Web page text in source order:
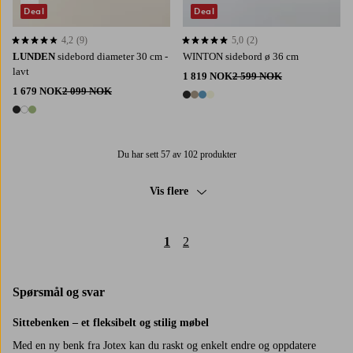
LUNDEN sidebord diameter 30 cm -
lavt
1 679 NOK2 099 NOK
3 farger
4,2 basert på 9 karaktergivninger
4,2 (9)
Deal
WINTON sidebord ø 36 cm
1 819 NOK2 599 NOK
4 farger
5,0 basert på 2 karaktergivninger
5,0 (2)
Deal
Du har sett 57 av 102 produkter
Vis flere
1 2
Spørsmål og svar
Sittebenken – et fleksibelt og stilig møbel
Med en ny benk fra Jotex kan du raskt og enkelt endre og oppdatere